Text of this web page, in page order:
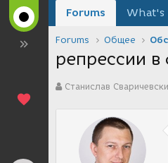
Forums What's
Forums Общее
репрессии
в
Станислав